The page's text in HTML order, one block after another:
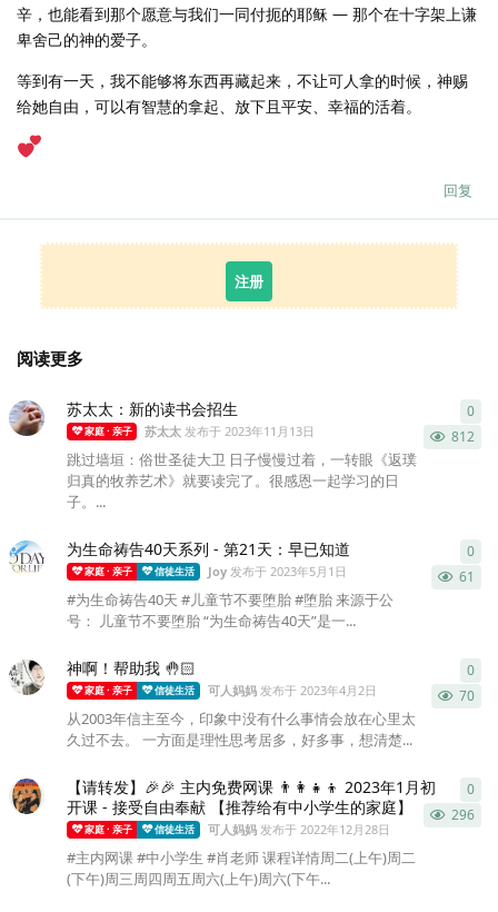
辛，也能看到那个愿意与我们一同付扼的耶稣 — 那个在十字架上谦
卑舍己的神的爱子。
等到有一天，我不能够将东西再藏起来，不让可人拿的时候，神赐
给她自由，可以有智慧的拿起、放下且平安、幸福的活着。
回复
注册
阅读更多
苏太太：新的读书会招生
家庭 · 亲子 苏太太 发布于2023年11月13日 812
跳过墙垣：俗世圣徒大卫 日子慢慢过着，一转眼《返璞
归真的牧养艺术》就要读完了。很感恩一起学习的日
子。...
0
为生命祷告40天系列 - 第21天：早已知道
家庭 · 亲子 信徒生活 Joy发布于 2023年5月1日 61
#为生命祷告40天 #儿童节不要堕胎 #堕胎 来源于公
号： 儿童节不要堕胎 “为生命祷告40天”是一...
0
神啊！帮助我 🤚🏻
家庭 · 亲子 信徒生活 可人妈妈发布于 2023年4月2日 70
从2003年信主至今，印象中没有什么事情会放在心里太
久过不去。 一方面是理性思考居多，好多事，想清楚...
0
【请转发】🎉🎉 主内免费网课 👨‍👩‍👧‍👦 2023年1月初
开课 - 接受自由奉献 【推荐给有中小学生的家庭】
家庭 · 亲子 信徒生活 可人妈妈发布于 2022年12月28日
296
#主内网课 #中小学生 #肖老师 课程详情周二(上午)周二
(下午)周三周四周五周六(上午)周六(下午...
0